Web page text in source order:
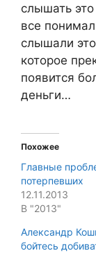
слышать
все
слышали
которое
появится
деньги…
Похожее
Главные
потерпевших
12.11.2013
В "2013"
Александр
бойтесь